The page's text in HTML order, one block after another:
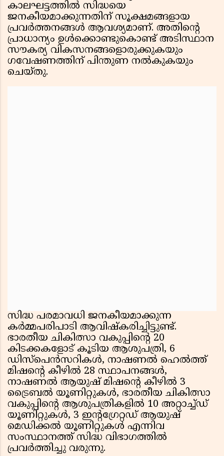
കാലഘട്ടത്തില്‍ സിദ്ധയെ
ജനകീയമാക്കുന്നതിന് സൂക്ഷമങ്ങളായ
പ്രവര്‍ത്തനങ്ങള്‍ ആവശ്യമാണ്. അതിന്റെ
പ്രാധാന്യം ഉള്‍ക്കൊണ്ടുകൊണ്ട് അടിസ്ഥാന
സൗകര്യ വികസനങ്ങളൊരുക്കുകയും
ഗവേഷണത്തിന് പിന്തുണ നല്‍കുകയും
ചെയ്തു.
സിദ്ധ പരമാവധി ജനകീയമാക്കുന്ന
കര്‍മ്മപരിപാടി ആവിഷ്‌കരിച്ചിട്ടുണ്ട്.
ഭാരതീയ ചികിത്സാ വകുപ്പിന്റെ 20
കിടക്കകളോട് കൂടിയ ആശുപത്രി, 6
ഡിസ്‌പെന്‍സറികള്‍, നാഷണല്‍ ഹെല്‍ത്ത്
മിഷന്റെ കീഴില്‍ 28 സ്ഥാപനങ്ങള്‍,
നാഷണല്‍ ആയുഷ് മിഷന്റെ കീഴില്‍ 3
ട്രൈബല്‍ യൂണിറ്റുകള്‍, ഭാരതീയ ചികിത്സാ
വകുപ്പിന്റെ ആശുപത്രികളില്‍ 10 അറ്റാച്ച്ഡ്
യൂണിറ്റുകള്‍, 3 ഇന്റഗ്രേറ്റഡ് ആയുഷ്
മെഡിക്കല്‍ യൂണിറ്റുകള്‍ എന്നിവ
സംസ്ഥാനത്ത് സിദ്ധ വിഭാഗത്തില്‍
പ്രവര്‍ത്തിച്ചു വരുന്നു.